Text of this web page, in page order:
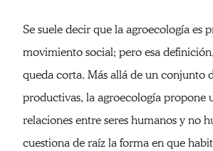
Se suele decir que la agroecología es
movimiento social; pero esa
queda corta. Más allá de un conjunto
productivas, la agroecología propone
relaciones entre seres humanos y no
cuestiona de raíz la forma en que